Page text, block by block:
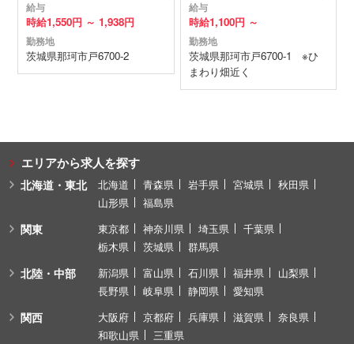
給与
時給1,550円 ～ 1,938円
勤務地
茨城県那珂市戸6700-2
給与
時給1,100円 ～
勤務地
茨城県那珂市戸6700-1 ※ひ
まわり畑近く
エリアから求人を探す
北海道・東北 北海道 青森県 岩手県 宮城県
秋田県
山形県
福島県
関東 東京都 神奈川県 埼玉県
千葉県
栃木県
茨城県 群馬県
北陸・中部 新潟県 富山県 石川県 福井県
山梨県
長野県
岐阜県 静岡県 愛知県
関西 大阪府 京都府 兵庫県 滋賀県
奈良県
和歌山県
三重県